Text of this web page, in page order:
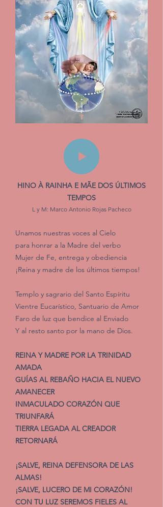
HINO À RAINHA E MÃE DOS ÚLTIMOS
TEMPOS
L y M: Marco Antonio Rojas Pacheco
Unamos nuestras voces al Cielo
para honrar a la Madre del verbo
Mujer de Fe, entrega y obediencia
¡Reina y madre de los últimos tiempos!
Templo y sagrario del Santo Espíritu
Vientre Eucarístico, Santuario de Amor
Faro de luz que bendice al Enviado
Y al resto santo por la mano de Dios.
REINA Y MADRE POR LA TRINIDAD
AMADA
GUÍAS AL REBAÑO HACIA EL NUEVO
AMANECER
INMACULADO CORAZÓN QUE
TRIUNFARÁ
TIERRA LEGADA AL CREADOR
RETORNARÁ
¡SALVE, REINA DEFENSORA DE LAS
ALMAS!
¡SALVE, LUCERO DE MI CORAZÓN!
CON TU LUZ SEREMOS FIELES AL